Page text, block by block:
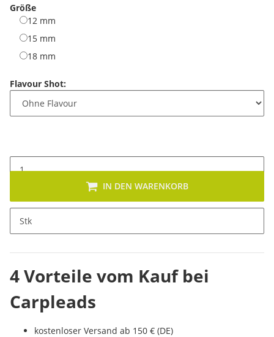
Größe
12 mm
15 mm
18 mm
Flavour Shot:
Stk
IN DEN WARENKORB
Dieses Produkt hat Variationen. Wähle bitte die gewünschte
Variation aus.
4 Vorteile vom Kauf bei
Carpleads
kostenloser Versand ab 150 € (DE)